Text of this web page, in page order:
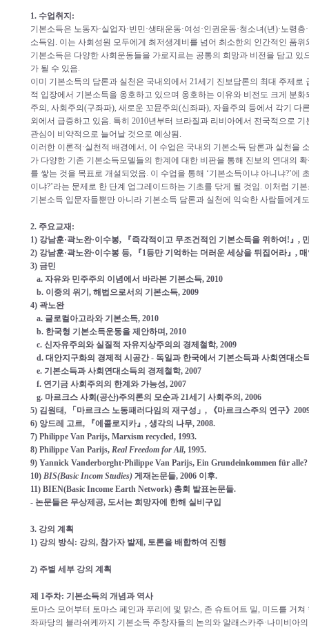
1. 수업취지:
기본소득은 노동자·실업자·빈민·생태운동·여성·인권운동·청소녀(년)·노령
소득임. 이는 사회성원 모두에게 최저생계비를 넘어 최소한의 인간적인 품
기본소득은 다양한 사회운동들을 가로지르는 공통의 희망과 비전을 담고
가 될 수 있음.
이미 기본소득의 담론과 실천은 국내외에서 21세기 진보담론의 최대 주제
적 입장에서 기본소득을 옹호하고 있으며 옹호하는 이유와 비전도 크게 분
주의, 사회주의(구좌파), 새로운 꼬뮨주의(신좌파), 자율주의 등에서 각기
외에서 급증하고 있음. 특히 2010년부터 브라질과 리비아에서 전국적으로
관심이 비약적으로 늘어날 것으로 예상됨.
이러한 이론적·실천적 배경에서, 이 수업은 국내외 기본소득 담론과 실천을
가 다양한 기존 기본소득모델들의 한계에 대한 비판을 통해 진보의 연대의
를 쌓는 것을 목표로 개설되었음. 이 수업을 통해 ‘기본소득이냐 아니냐?’에
이냐?’라는 문제로 한 단계 업그레이드하는 기초를 닦게 될 것임. 이처럼 기
기본소득 입문자들뿐만 아니라 기본소득 담론과 실천에 익숙한 사람들에게
2. 주요교재:
1) 강남훈·곽노완·이수봉, 『즉각적이고 무조건적인 기본소득을 위하여!』,
2) 강남훈·곽노완·이수봉 등, 『1등만 기억하는 더러운 세상을 뒤집어라』,
3) 금민
a. 자유와 민주주의 이념에서 바라본 기본소득, 2010
b. 이중의 위기, 해법으로서의 기본소득, 2009
4) 곽노완
a. 글로컬아고라와 기본소득, 2010
b. 한국형 기본소득운동을 제안하며, 2010
c. 신자유주의와 실질적 자유지상주의의 경제철학, 2009
d. 대안지구화의 경제적 시공간 - 독일과 한국에서 기본소득과 사회연대소
e. 기본소득과 사회연대소득의 경제철학, 2007
f. 연기금 사회주의의 한계와 가능성, 2007
g. 마르크스 사회(공산)주의론의 모순과 21세기 사회주의, 2006
5) 김원태, 「마르크스 노동패러다임의 재구성」, 《마르크스주의 연구》
6) 앙드레 고르, 『에콜로지카』, 생각의 나무, 2008.
7) Philippe Van Parijs, Marxism recycled, 1993.
8) Philippe Van Parijs, Real Freedom for All, 1995.
9) Yannick Vanderborght·Philippe Van Parijs, Ein Grundeinkommen für alle?
10) BIS(Basic Incom Studies) 게재논문들, 2006 이후.
11) BIEN(Basic Income Earth Network) 총회 발표논문들.
- 논문들은 무상제공, 도서는 희망자에 한해 실비구입
3. 강의 계획
1) 강의 방식: 강의, 참가자 발제, 토론을 배합하여 진행
2) 주별 세부 강의 계획
제 1주차: 기본소득의 개념과 역사
토마스 모어부터 토마스 페인과 푸리에 및 맑스, 존 슈트어트 밀, 미드를 거
좌파당의 블라쉬케까지 기본소득 주창자들의 논의와 알래스카주·나미비아